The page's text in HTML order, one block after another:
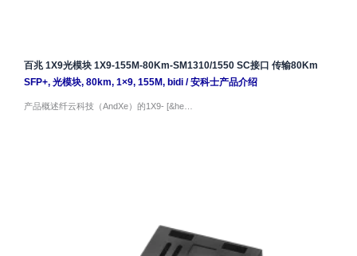
百兆 1X9光模块 1X9-155M-80Km-SM1310/1550 SC接口 传输80Km
SFP+, 光模块, 80km, 1×9, 155M, bidi/安科士产品介绍
产品概述纤云科技（AndXe）的1X9- [&he…